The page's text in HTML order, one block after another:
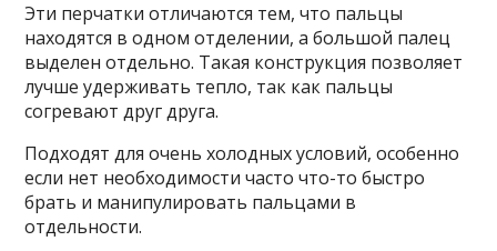
Эти перчатки отличаются тем, что пальцы
находятся в одном отделении, а большой палец
выделен отдельно. Такая конструкция позволяет
лучше удерживать тепло, так как пальцы
согревают друг друга.
Подходят для очень холодных условий, особенно
если нет необходимости часто что-то быстро
брать и манипулировать пальцами в
отдельности.